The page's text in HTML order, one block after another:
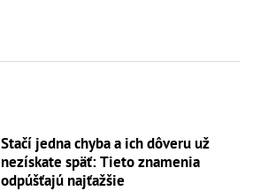
Stačí jedna chyba a ich dôveru už
nezískate späť: Tieto znamenia
odpúšťajú najťažšie